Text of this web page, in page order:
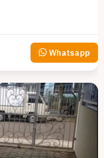
Whatsapp